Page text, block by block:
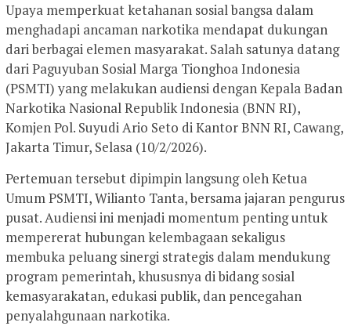
Upaya memperkuat ketahanan sosial bangsa dalam
menghadapi ancaman narkotika mendapat dukungan
dari berbagai elemen masyarakat. Salah satunya datang
dari Paguyuban Sosial Marga Tionghoa Indonesia
(PSMTI) yang melakukan audiensi dengan Kepala Badan
Narkotika Nasional Republik Indonesia (BNN RI),
Komjen Pol. Suyudi Ario Seto di Kantor BNN RI, Cawang,
Jakarta Timur, Selasa (10/2/2026).
Pertemuan tersebut dipimpin langsung oleh Ketua
Umum PSMTI, Wilianto Tanta, bersama jajaran pengurus
pusat. Audiensi ini menjadi momentum penting untuk
mempererat hubungan kelembagaan sekaligus
membuka peluang sinergi strategis dalam mendukung
program pemerintah, khususnya di bidang sosial
kemasyarakatan, edukasi publik, dan pencegahan
penyalahgunaan narkotika.